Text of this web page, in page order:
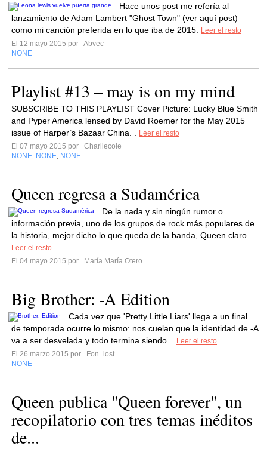
Hace unos post me refería al
lanzamiento de Adam Lambert "Ghost Town" (ver aquí post)
como mi canción preferida en lo que iba de 2015.
Leer el resto
El 12 mayo 2015 por Abvec
NONE
Playlist #13 – may is on my mind
SUBSCRIBE TO THIS PLAYLIST Cover Picture: Lucky Blue Smith
and Pyper America lensed by David Roemer for the May 2015
issue of Harper’s Bazaar China. .
Leer el resto
El 07 mayo 2015 por
Charliecole
NONE NONE NONE
Queen regresa a Sudamérica
De la nada y sin ningún rumor o
información previa, uno de los grupos de rock más populares de
la historia, mejor dicho lo que queda de la banda, Queen claro...
Leer el resto
El 04 mayo 2015 por
María María Otero
Big Brother: -A Edition
Cada vez que 'Pretty Little Liars' llega a un final
de temporada ocurre lo mismo: nos cuelan que la identidad de -A
va a ser desvelada y todo termina siendo...
Leer el resto
El 26 marzo 2015 por
Fon_lost
NONE
Queen publica "Queen forever", un
recopilatorio con tres temas inéditos
de...